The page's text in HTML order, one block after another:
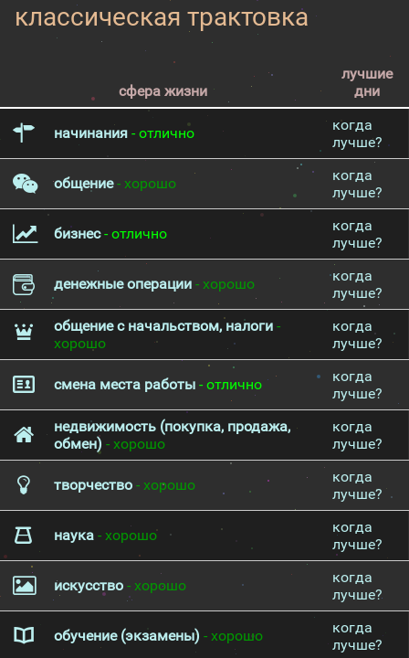
классическая трактовка
сфера жизни
лучшие
дни
начинания - отлично
когда
лучше?
общение- хорошо
когда
лучше?
бизнес- отлично
когда
лучше?
денежные операции - хорошо
когда
лучше?
общение с начальством, налоги -
хорошо
когда
лучше?
смена места работы - отлично
когда
лучше?
недвижимость (покупка, продажа,
обмен) - хорошо
когда
лучше?
творчество - хорошо
когда
лучше?
наука - хорошо
когда
лучше?
искусство - хорошо
когда
лучше?
обучение (экзамены) - хорошо
когда
лучше?